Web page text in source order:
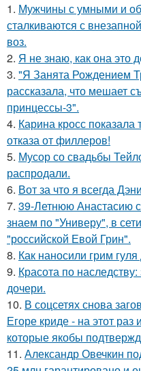
1. Мужчины с умными и
сталкиваются с
воз.
2. Я не знаю, как она это
3. "Я Занята Рождением
рассказала, что мешает
принцессы-3".
4. Карина кросс показала
отказа от филлеров!
5. Мусор со свадьбы
распродали.
6. Вот за что я всегда
7. 39-Летнюю Анастасию
знаем по "Универу", в
"российской Евой Грин".
8. Как наносили грим
9. Красота по
дочери.
10. В соцсетях снова
Егоре криде - на этот раз
которые якобы
11. Александр Овечкин